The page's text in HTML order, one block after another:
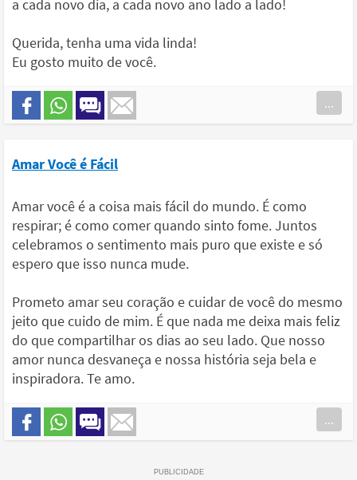
a cada novo dia, a cada novo ano lado a lado!
Querida, tenha uma vida linda!
Eu gosto muito de você.
...
Amar Você é Fácil
Amar você é a coisa mais fácil do mundo. É como
respirar; é como comer quando sinto fome. Juntos
celebramos o sentimento mais puro que existe e só
espero que isso nunca mude.
Prometo amar seu coração e cuidar de você do mesmo
jeito que cuido de mim. É que nada me deixa mais feliz
do que compartilhar os dias ao seu lado. Que nosso
amor nunca desvaneça e nossa história seja bela e
inspiradora. Te amo.
...